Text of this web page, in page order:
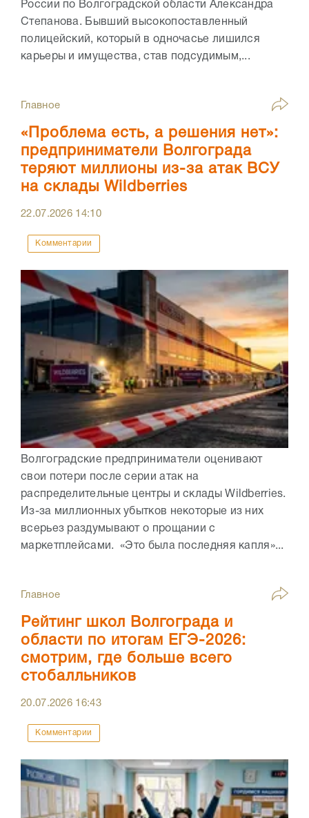
России по Волгоградской области Александра
Степанова. Бывший высокопоставленный
полицейский, который в одночасье лишился
карьеры и имущества, став подсудимым,...
Главное
«Проблема есть, а решения нет»:
предприниматели Волгограда
теряют миллионы из-за атак ВСУ
на склады Wildberries
22.07.2026 14:10
Комментарии
Волгоградские предприниматели оценивают
свои потери после серии атак на
распределительные центры и склады Wildberries.
Из-за миллионных убытков некоторые из них
всерьез раздумывают о прощании с
маркетплейсами. «Это была последняя капля»...
Главное
Рейтинг школ Волгограда и
области по итогам ЕГЭ-2026:
смотрим, где больше всего
стобалльников
20.07.2026 16:43
Комментарии